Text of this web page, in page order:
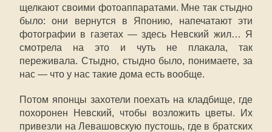
щелкают своими фотоаппаратами. Мне так стыдно
было: они вернутся в Японию, напечатают эти
фотографии в газетах — здесь Невский жил… Я
смотрела на это и чуть не плакала, так
переживала. Стыдно, стыдно было, понимаете, за
нас — что у нас такие дома есть вообще.
Потом японцы захотели поехать на кладбище, где
похоронен Невский, чтобы возложить цветы. Их
привезли на Левашовскую пустошь, где в братских